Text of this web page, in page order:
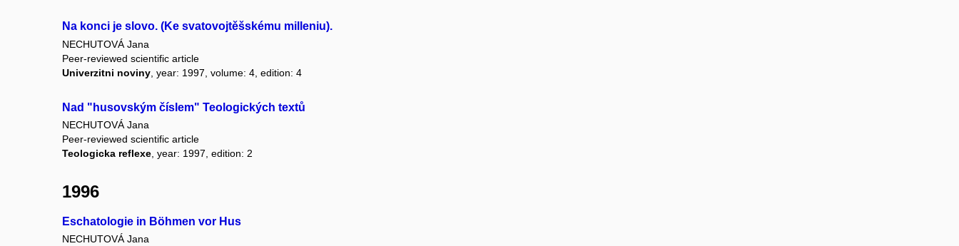
Na konci je slovo. (Ke svatovojtěšskému milleniu).
NECHUTOVÁ Jana
Peer-reviewed scientific article
Univerzitni noviny , year: 1997, volume: 4, edition: 4
Nad "husovským číslem" Teologických textů
NECHUTOVÁ Jana
Peer-reviewed scientific article
Teologicka reflexe , year: 1997, edition: 2
1996
Eschatologie in Böhmen vor Hus
NECHUTOVÁ Jana